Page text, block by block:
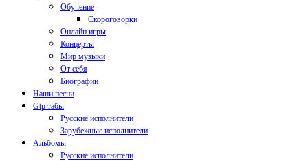
Обучение
Скороговорки
Онлайн игры
Концерты
Мир музыки
От себя
Биографии
Наши песни
Gtp табы
Русские исполнители
Зарубежные исполнители
Альбомы
Русские исполнители